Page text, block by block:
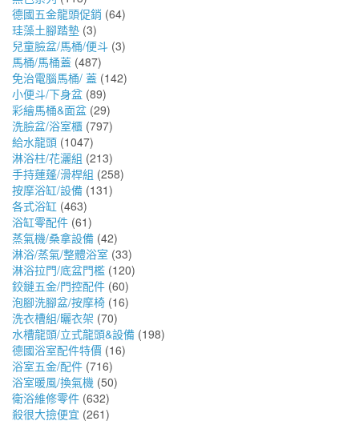
德國五金龍頭促銷 (64)
珪藻土腳踏墊 (3)
兒童臉盆/馬桶/便斗 (3)
馬桶/馬桶蓋 (487)
免治電腦馬桶/ 蓋 (142)
小便斗/下身盆 (89)
彩繪馬桶&面盆 (29)
洗臉盆/浴室櫃 (797)
給水龍頭 (1047)
淋浴柱/花灑組 (213)
手持蓮蓬/滑桿組 (258)
按摩浴缸/設備 (131)
各式浴缸 (463)
浴缸零配件 (61)
蒸氣機/桑拿設備 (42)
淋浴/蒸氣/整體浴室 (33)
淋浴拉門/底盆門檻 (120)
鉸鏈五金/門控配件 (60)
泡腳洗腳盆/按摩椅 (16)
洗衣槽組/曬衣架 (70)
水槽龍頭/立式龍頭&設備 (198)
德國浴室配件特價 (16)
浴室五金/配件 (716)
浴室暖風/換氣機 (50)
衛浴維修零件 (632)
殺很大撿便宜 (261)